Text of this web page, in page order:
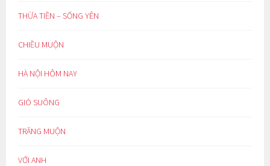
THỪA TIỀN – SỐNG YÊN
CHIỀU MUỘN
HÀ NỘI HÔM NAY
GIÓ SUÔNG
TRĂNG MUỘN
VỚI ANH